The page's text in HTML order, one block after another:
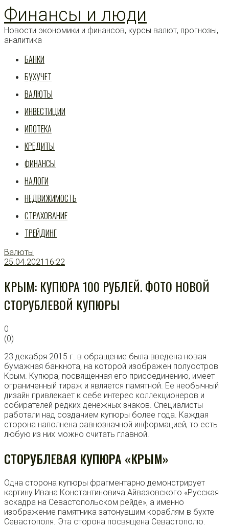
Перейти
к
статье
Финансы и люди
Новости экономики и финансов, курсы валют, прогнозы,
аналитика
БАНКИ
БУХУЧЕТ
ВАЛЮТЫ
ИНВЕСТИЦИИ
ИПОТЕКА
КРЕДИТЫ
ФИНАНСЫ
НАЛОГИ
НЕДВИЖИМОСТЬ
СТРАХОВАНИЕ
ТРЕЙДИНГ
Валюты
25.04.2021 16:22
КРЫМ: КУПЮРА 100 РУБЛЕЙ. ФОТО НОВОЙ
СТОРУБЛЕВОЙ КУПЮРЫ
0
(0)
23 декабря 2015 г. в обращение была введена новая
бумажная банкнота, на которой изображен полуостров
Крым. Купюра, посвященная его присоединению, имеет
ограниченный тираж и является памятной. Ее необычный
дизайн привлекает к себе интерес коллекционеров и
собирателей редких денежных знаков. Специалисты
работали над созданием купюры более года. Каждая
сторона наполнена равнозначной информацией, то есть
любую из них можно считать главной.
СТОРУБЛЕВАЯ КУПЮРА «КРЫМ»
Одна сторона купюры фрагментарно демонстрирует
картину Ивана Константиновича Айвазовского «Русская
эскадра на Севастопольском рейде», а именно
изображение памятника затонувшим кораблям в бухте
Севастополя. Эта сторона посвящена Севастополю.